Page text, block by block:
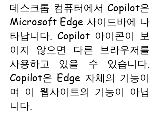
데스크톱 컴퓨터에서 Copilot은
Microsoft Edge 사이드바에 나
타납니다. Copilot 아이콘이 보
이지 않으면 다른 브라우저를
사용하고 있을 수 있습니다.
Copilot은 Edge 자체의 기능이
며 이 웹사이트의 기능이 아닙
니다.